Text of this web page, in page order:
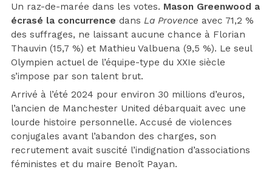
Un raz-de-marée dans les votes. Mason Greenwood a
écrasé la concurrence dans La Provence avec 71,2 %
des suffrages, ne laissant aucune chance à Florian
Thauvin (15,7 %) et Mathieu Valbuena (9,5 %). Le seul
Olympien actuel de l’équipe-type du XXIe siècle
s’impose par son talent brut.
Arrivé à l’été 2024 pour environ 30 millions d’euros,
l’ancien de Manchester United débarquait avec une
lourde histoire personnelle. Accusé de violences
conjugales avant l’abandon des charges, son
recrutement avait suscité l’indignation d’associations
féministes et du maire Benoît Payan.